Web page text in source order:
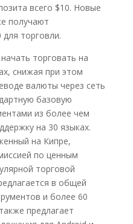
всего $10. Новые
получают
торговли.
торговать на
снижая при этом
валюты через сеть
базовую
из более чем
на 30 языках.
на Кипре,
по ценным
торговой
в общей
и более 60
предлагает